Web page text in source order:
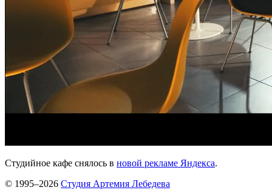
Студийное кафе снялось в новой рекламе Яндекса.
© 1995–2026 Студия Артемия Лебедева